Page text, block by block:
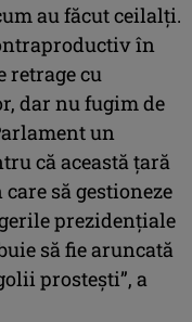
au făcut ceilalţi.
în
retrage cu
dar nu fugim de
un
că această ţară
să gestioneze
prezidenţiale
să fie aruncată
prosteşti”, a